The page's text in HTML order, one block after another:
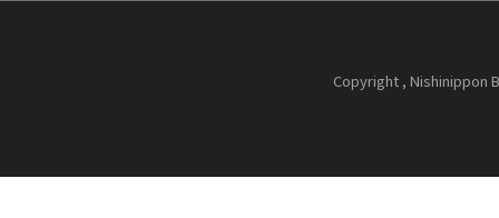
Copyright , Nishinippon